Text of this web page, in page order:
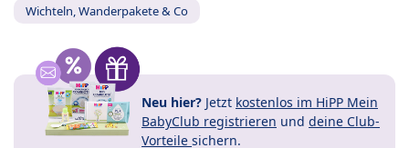
Wichteln, Wanderpakete & Co
Neu hier? Jetzt kostenlos im HiPP Mein
BabyClub registrieren und deine Club-
Vorteile sichern.